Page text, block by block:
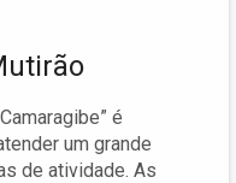
é
um grande
de atividade. As